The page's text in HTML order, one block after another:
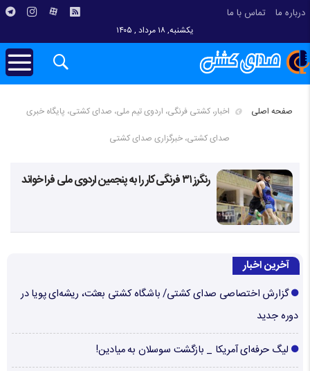
درباره ما تماس با ما
یکشنبه, ۱۸ مرداد , ۱۴۰۵
صفحه اصلی
اخبار، کشتی فرنگی، اردوی تیم ملی، صدای کشتی، پایگاه خبری
صدای کشتی، خبرگزاری صدای کشتی
رنگرز ۳۱ فرنگی کار را به پنجمین اردوی ملی فرا خواند
آخرین اخبار
گزارش اختصاصی صدای کشتی/ باشگاه کشتی بعثت، ریشه‌ای پویا در
دوره جدید
لیگ حرفه‌ای آمریکا _ بازگشت سوسلان به میادین!